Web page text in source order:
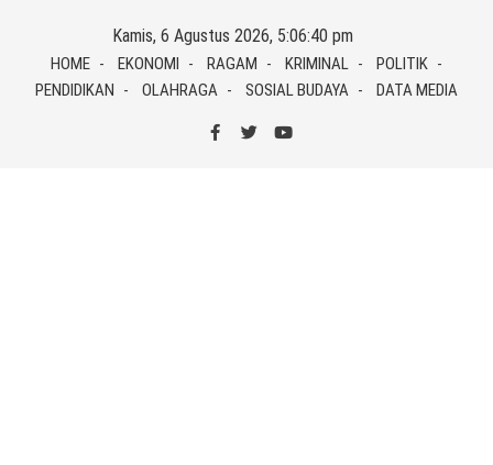
content
Kamis, 6 Agustus 2026, 5:06:40 pm
HOME EKONOMI RAGAM KRIMINAL
POLITIK
PENDIDIKAN
OLAHRAGA SOSIAL BUDAYA DATA MEDIA